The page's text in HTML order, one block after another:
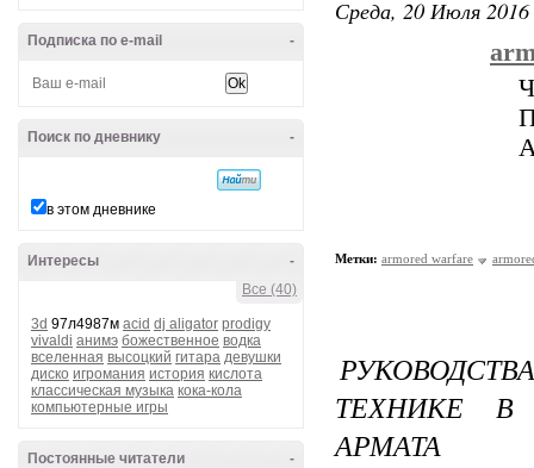
-
Подписка по e-mail
-
Поиск по дневнику
в этом дневнике
-
Интересы
Все (40)
3d 97л4987м acid dj aligator prodigy
vivaldi анимэ божественное водка
вселенная высоцкий гитара девушки
диско игромания история кислота
классическая музыка кока-кола
компьютерные игры
-
Постоянные читатели
Среда, 20 Июля
Метки: armored warfare
ТЕХНИКЕ В
АРМАТА